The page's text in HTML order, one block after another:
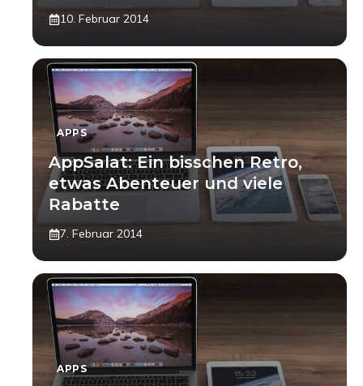
10. Februar 2014
APPS
AppSalat: Ein bisschen Retro,
etwas Abenteuer und viele
Rabatte
7. Februar 2014
APPS